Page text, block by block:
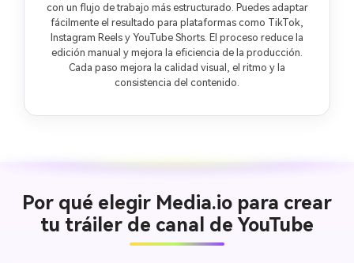
con un flujo de trabajo más estructurado. Puedes adaptar
fácilmente el resultado para plataformas como TikTok,
Instagram Reels y YouTube Shorts. El proceso reduce la
edición manual y mejora la eficiencia de la producción.
Cada paso mejora la calidad visual, el ritmo y la
consistencia del contenido.
Por qué elegir Media.io para crear
tu tráiler de canal de YouTube